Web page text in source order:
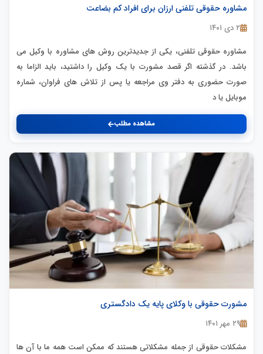
مشاوره حقوقی تلفنی ارزان برای افراد کم بضاعت
۲ دی ۱۴۰۱
مشاوره حقوقی تلفنی، یکی از جدیدترین روش های مشاوره با وکیل می
باشد. در گذشته اگر قصد مشورت با یک وکیل را داشتید، باید الزاما به
صورت حضوری به دفتر وی مراجعه یا پس از تلاش های فراوان، شماره
موبایل یا د
مشاهده مطلب
مشورت حقوقی با وکلای پایه یک دادگستری
۲۹ مهر ۱۴۰۱
مشکلات حقوقی از جمله مشکلاتی هستند که ممکن است همه ما با آن ها